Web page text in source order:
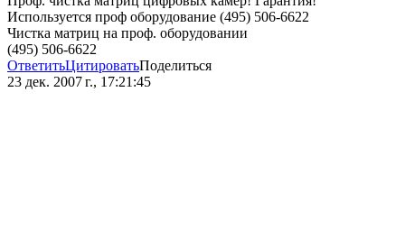
Используется проф оборудование (495) 506-6622
Чистка матриц на проф. оборудовании
(495) 506-6622
ОтветитьЦитироватьПоделиться
23 дек. 2007 г., 17:21:45